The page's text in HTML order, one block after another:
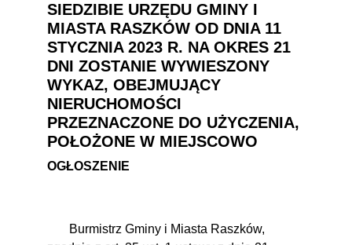
SIEDZIBIE URZĘDU GMINY I
MIASTA RASZKÓW OD DNIA 11
STYCZNIA 2023 R. NA OKRES 21
DNI ZOSTANIE WYWIESZONY
WYKAZ, OBEJMUJĄCY
NIERUCHOMOŚCI
PRZEZNACZONE DO UŻYCZENIA,
POŁOŻONE W MIEJSCOWO
OGŁOSZENIE
Burmistrz Gminy i Miasta Raszków,